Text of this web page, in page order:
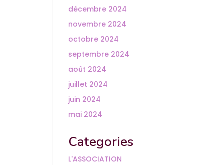
décembre 2024
novembre 2024
octobre 2024
septembre 2024
août 2024
juillet 2024
juin 2024
mai 2024
Categories
L'ASSOCIATION